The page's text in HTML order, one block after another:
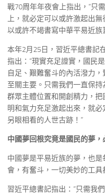
戰70周年年夜會上指出，“只
上，就必定可以或許激起出
以或許不竭書寫中華平易近族
本年2月25日，習近平總書記
指出：“現實充足證實，國民
自足、艱難奮斗的內活潑力
至關主要。只需我們一直保
群眾主體位置和開創精力，把
明和氣力充足激起出來，就
另眼相看的人世古跡！”
中國夢回根究竟是國民的夢
中國夢是平易近族的夢，也
會，有奮斗，一切美妙的工具
習近平總書記指出：“只需我